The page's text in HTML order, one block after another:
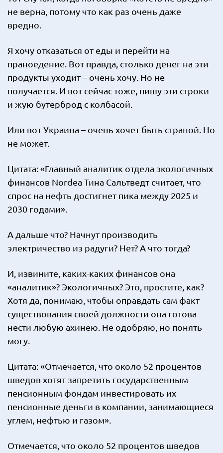
не верна, потому что как раз очень даже
вредно.
Я хочу отказаться от еды и перейти на
праноедение. Вот правда, столько денег на эти
продукты уходит – очень хочу. Но не
получается. И вот сейчас тоже, пишу эти строки
и жую бутерброд с колбасой.
Или вот Украина – очень хочет быть страной. Но
не может.
Цитата: «Главный аналитик отдела экологичных
финансов Nordea Тина Сальтведт считает, что
спрос на нефть достигнет пика между 2025 и
2030 годами».
А дальше что? Начнут производить
электричество из радуги? Нет? А что тогда?
И, извините, каких-каких финансов она
«аналитик»? Экологичных? Это, простите, как?
Хотя да, понимаю, чтобы оправдать сам факт
существования своей должности она готова
нести любую ахинею. Не одобряю, но понять
могу.
Цитата: «Отмечается, что около 52 процентов
шведов хотят запретить государственным
пенсионным фондам инвестировать их
пенсионные деньги в компании, занимающиеся
углем, нефтью и газом».
Отмечается, что около 52 процентов шведов